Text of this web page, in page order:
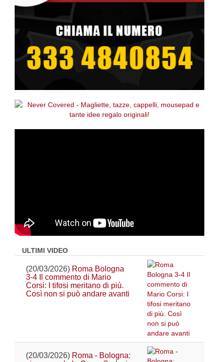
ULTIMI VIDEO
(20/03/2026) Roma Bologna
3-4 Il commento di Mario
Corsi: I tifosi meritano di più.
Così non si può andare avanti
(20/03/2026) Roma - Bologna: